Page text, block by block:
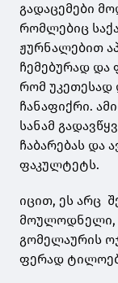
გადაცემები
რომლებიც
ჟურნალებით
ჩემებურად და
რომ უკეთესად
ჩანაფიქრი.
სანამ
ჩაბარებას და
ფაკულტეტს.
იცით, ეს არც
მოულოდნელი,
გომელაურის
ფერად